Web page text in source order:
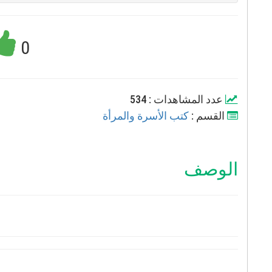
0
عدد المشاهدات : 534
القسم : كتب الأسرة والمرأة
الوصف